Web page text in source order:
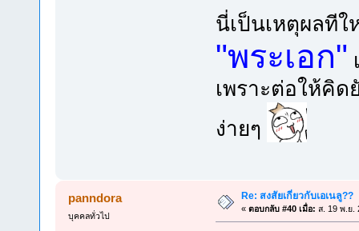
นี่เป็นเหตุผลที
"พระเอก"
เพราะต่อให้คิด
ง่ายๆ
panndora
บุคคลทั่วไป
Re: สงสัยเกี่ยวกับเอเนลู??
« ตอบกลับ #40 เมื่อ: ส. 19 พ.ย.